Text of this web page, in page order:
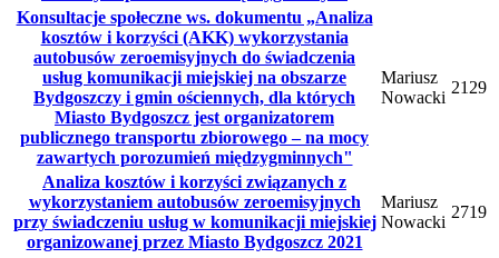
Konsultacje społeczne ws. dokumentu „Analiza
kosztów i korzyści (AKK) wykorzystania
autobusów zeroemisyjnych do świadczenia
usług komunikacji miejskiej na obszarze
Bydgoszczy i gmin ościennych, dla których
Miasto Bydgoszcz jest organizatorem
publicznego transportu zbiorowego – na mocy
zawartych porozumień międzygminnych"
Mariusz
Nowacki
2129
Analiza kosztów i korzyści związanych z
wykorzystaniem autobusów zeroemisyjnych
przy świadczeniu usług w komunikacji miejskiej
organizowanej przez Miasto Bydgoszcz 2021
Mariusz
Nowacki
2719